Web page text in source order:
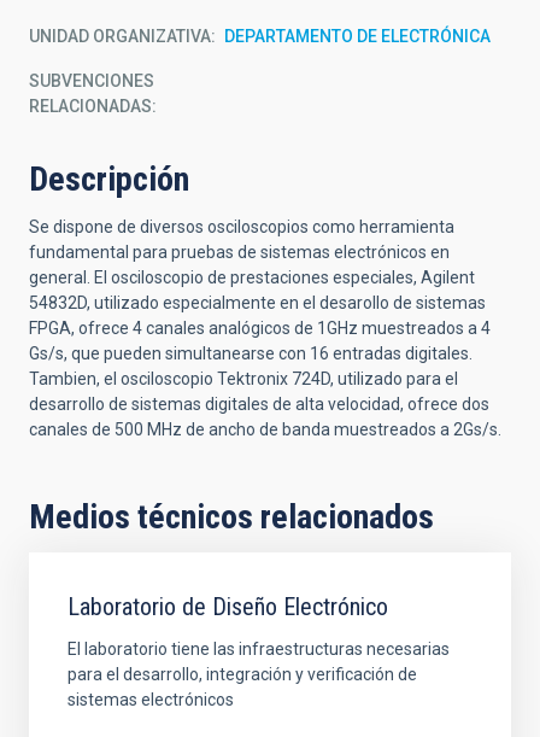
UNIDAD ORGANIZATIVA DEPARTAMENTO DE ELECTRÓNICA
SUBVENCIONES
RELACIONADAS:
Descripción
Se dispone de diversos osciloscopios como herramienta
fundamental para pruebas de sistemas electrónicos en
general. El osciloscopio de prestaciones especiales, Agilent
54832D, utilizado especialmente en el desarollo de sistemas
FPGA, ofrece 4 canales analógicos de 1GHz muestreados a 4
Gs/s, que pueden simultanearse con 16 entradas digitales.
Tambien, el osciloscopio Tektronix 724D, utilizado para el
desarrollo de sistemas digitales de alta velocidad, ofrece dos
canales de 500 MHz de ancho de banda muestreados a 2Gs/s.
Medios técnicos relacionados
Laboratorio de Diseño Electrónico
El laboratorio tiene las infraestructuras necesarias
para el desarrollo, integración y verificación de
sistemas electrónicos